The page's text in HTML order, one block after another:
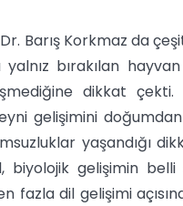
Barış Korkmaz da
bırakılan
dikkat
gelişimini
yaşandığı
gelişimin belli
fazla dil gelişimi